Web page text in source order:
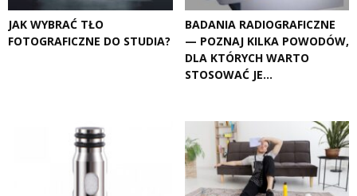
JAK WYBRAĆ TŁO
FOTOGRAFICZNE DO STUDIA?
BADANIA RADIOGRAFICZNE
— POZNAJ KILKA POWODÓW,
DLA KTÓRYCH WARTO
STOSOWAĆ JE...